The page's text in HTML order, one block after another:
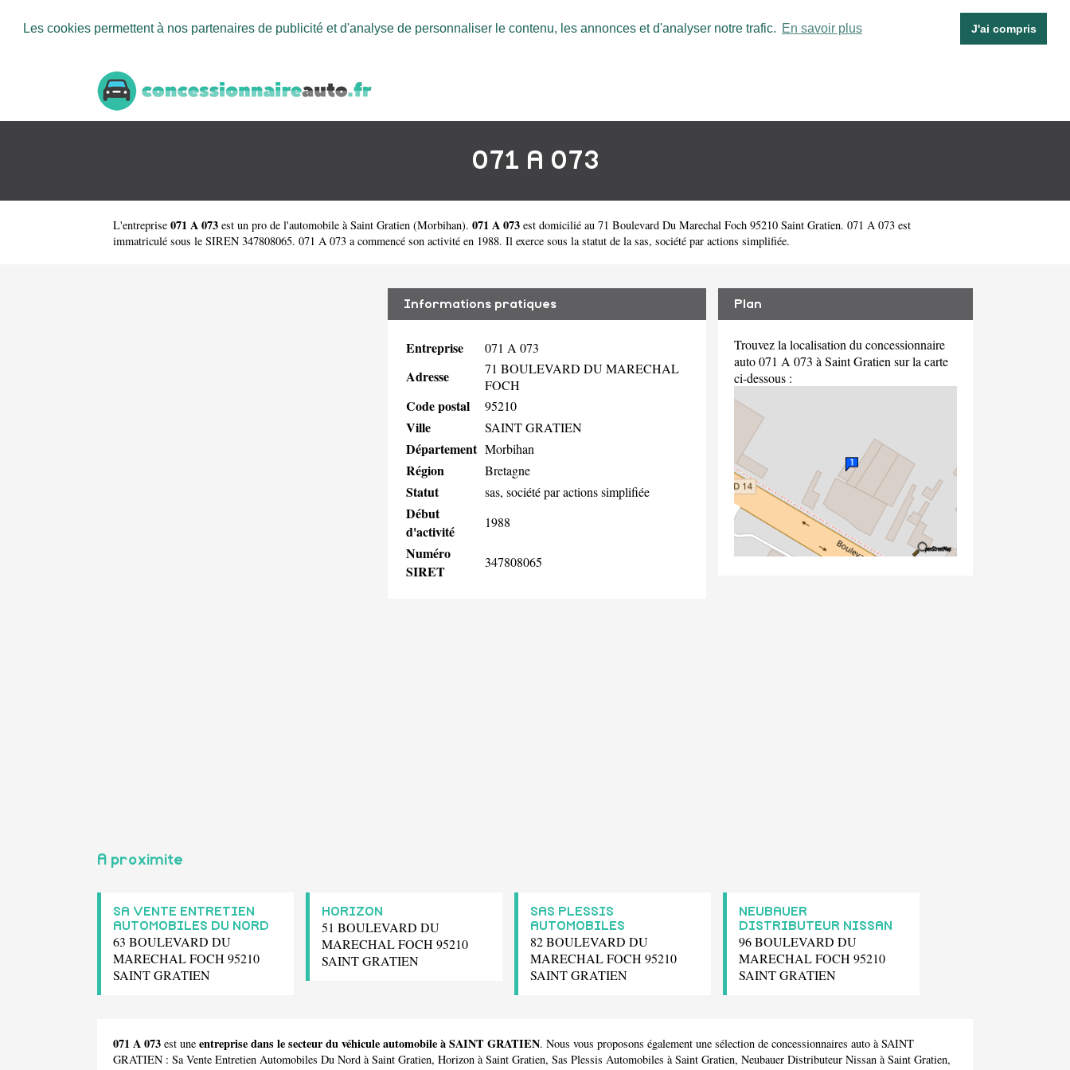
Les cookies permettent à nos partenaires de publicité et d'analyse de personnaliser le contenu, les annonces et d'analyser notre trafic. En savoir plus J'ai compris
071 A 073
L'entreprise 071 A 073 est un pro de l'automobile à Saint Gratien (Morbihan). 071 A 073 est domicilié au 71 Boulevard Du Marechal Foch 95210 Saint Gratien. 071 A 073 est
immatriculé sous le SIREN 347808065. 071 A 073 a commencé son activité en 1988. Il exerce sous la statut de la sas, société par actions simplifiée.
Informations pratiques
Entreprise 071 A 073
Adresse
71 BOULEVARD DU MARECHAL
FOCH
Code postal 95210
Ville SAINT GRATIEN
Département Morbihan
Région Bretagne
Statut sas, société par actions simplifiée
Début
d'activité
1988
Numéro
SIRET
347808065
Plan
Trouvez la localisation du concessionnaire
auto 071 A 073 à Saint Gratien sur la carte
ci-dessous :
A proximite
SA VENTE ENTRETIEN
AUTOMOBILES DU NORD
63 BOULEVARD DU
MARECHAL FOCH 95210
SAINT GRATIEN
HORIZON
51 BOULEVARD DU
MARECHAL FOCH 95210
SAINT GRATIEN
SAS PLESSIS
AUTOMOBILES
82 BOULEVARD DU
MARECHAL FOCH 95210
SAINT GRATIEN
NEUBAUER
DISTRIBUTEUR NISSAN
96 BOULEVARD DU
MARECHAL FOCH 95210
SAINT GRATIEN
071 A 073 est une entreprise dans le secteur du véhicule automobile à SAINT GRATIEN. Nous vous proposons également une sélection de concessionnaires auto à SAINT
GRATIEN : Sa Vente Entretien Automobiles Du Nord à Saint Gratien, Horizon à Saint Gratien, Sas Plessis Automobiles à Saint Gratien, Neubauer Distributeur Nissan à Saint Gratien,